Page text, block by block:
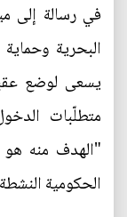
في رسالة إلى
البحرية
يسعى لوضع
متطلّبات
"الهدف منه هو
الحكومية